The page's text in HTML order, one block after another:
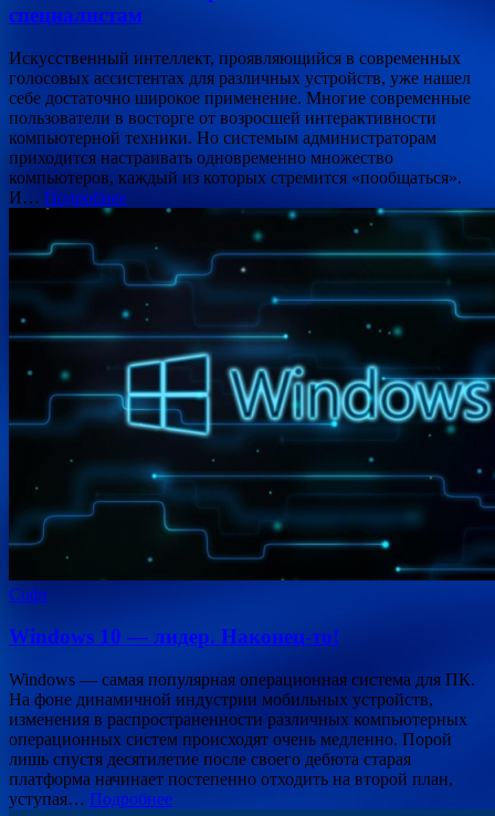
специалистам
Искусственный интеллект, проявляющийся в современных
голосовых ассистентах для различных устройств, уже нашел
себе достаточно широкое применение. Многие современные
пользователи в восторге от возросшей интерактивности
компьютерной техники. Но системым администраторам
приходится настраивать одновременно множество
компьютеров, каждый из которых стремится «пообщаться».
И… Подробнее
Софт
Windows 10 — лидер. Наконец-то!
Windows — самая популярная операционная система для ПК.
На фоне динамичной индустрии мобильных устройств,
изменения в распространенности различных компьютерных
операционных систем происходят очень медленно. Порой
лишь спустя десятилетие после своего дебюта старая
платформа начинает постепенно отходить на второй план,
уступая… Подробнее